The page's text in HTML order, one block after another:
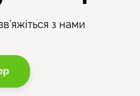
з нами